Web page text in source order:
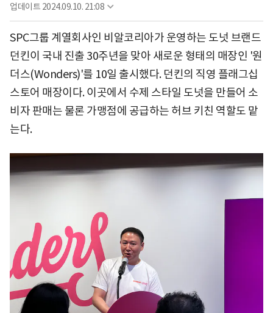
업데이트 2024.09.10. 21:08
SPC그룹 계열회사인 비알코리아가 운영하는 도넛 브랜드
던킨이 국내 진출 30주년을 맞아 새로운 형태의 매장인 '원
더스(Wonders)'를 10일 출시했다. 던킨의 직영 플래그십
스토어 매장이다. 이곳에서 수제 스타일 도넛을 만들어 소
비자 판매는 물론 가맹점에 공급하는 허브 키친 역할도 맡
는다.